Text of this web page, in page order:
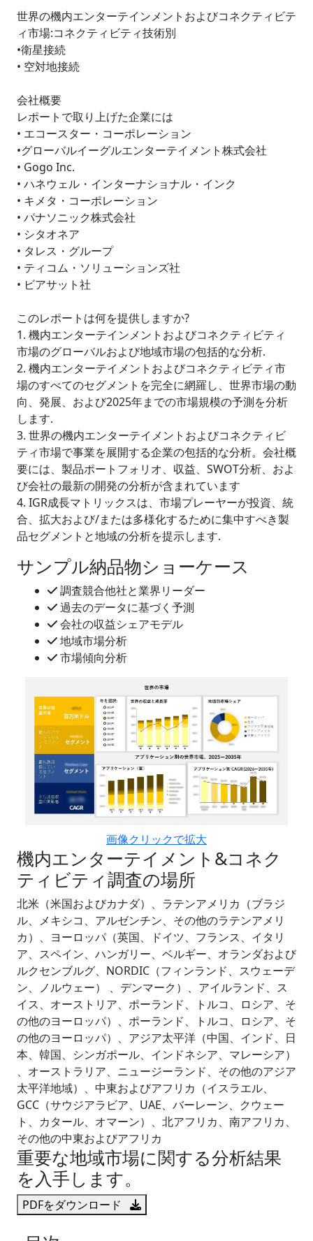
世界の機内エンターテインメントおよびコネクティビテ
ィ市場:コネクティビティ技術別
•衛星接続
• 空対地接続
会社概要
レポートで取り上げた企業には
• エコースター・コーポレーション
•グローバルイーグルエンターテイメント株式会社
• Gogo Inc.
• ハネウェル・インターナショナル・インク
• キメタ・コーポレーション
• パナソニック株式会社
• シタオネア
• タレス・グループ
• ティコム・ソリューションズ社
• ビアサット社
このレポートは何を提供しますか?
1. 機内エンターテインメントおよびコネクティビティ
市場のグローバルおよび地域市場の包括的な分析.
2. 機内エンターテイメントおよびコネクティビティ市
場のすべてのセグメントを完全に網羅し、世界市場の動
向、発展、および2025年までの市場規模の予測を分析
します.
3. 世界の機内エンターテイメントおよびコネクティビ
ティ市場で事業を展開する企業の包括的な分析。会社概
要には、製品ポートフォリオ、収益、SWOT分析、およ
び会社の最新の開発の分析が含まれています
4. IGR成長マトリックスは、市場プレーヤーが投資、統
合、拡大および/または多様化するために集中すべき製
品セグメントと地域の分析を提示します.
サンプル納品物ショーケース
調査競合他社と業界リーダー
過去のデータに基づく予測
会社の収益シェアモデル
地域市場分析
市場傾向分析
画像クリックで拡大
機内エンターテイメント&コネク
ティビティ調査の場所
北米（米国およびカナダ）、ラテンアメリカ（ブラジ
ル、メキシコ、アルゼンチン、その他のラテンアメリ
カ）、ヨーロッパ（英国、ドイツ、フランス、イタリ
ア、スペイン、ハンガリー、ベルギー、オランダおよび
ルクセンブルグ、NORDIC（フィンランド、スウェーデ
ン、ノルウェー） 、デンマーク）、アイルランド、ス
イス、オーストリア、ポーランド、トルコ、ロシア、そ
の他のヨーロッパ）、ポーランド、トルコ、ロシア、そ
の他のヨーロッパ）、アジア太平洋（中国、インド、日
本、韓国、シンガポール、インドネシア、マレーシア）
、オーストラリア、ニュージーランド、その他のアジア
太平洋地域）、中東およびアフリカ（イスラエル、
GCC（サウジアラビア、UAE、バーレーン、クウェー
ト、カタール、オマーン）、北アフリカ、南アフリカ、
その他の中東およびアフリカ
重要な地域市場に関する分析結果
を入手します。
PDFをダウンロード